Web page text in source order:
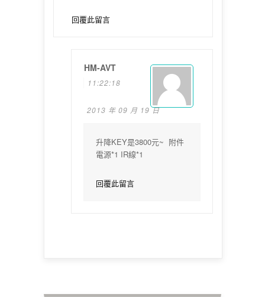
回覆此留言
HM-AVT
11:22:18
2013 年 09 月 19 日
升降KEY是3800元~ 附件
電源*1 IR線*1
回覆此留言